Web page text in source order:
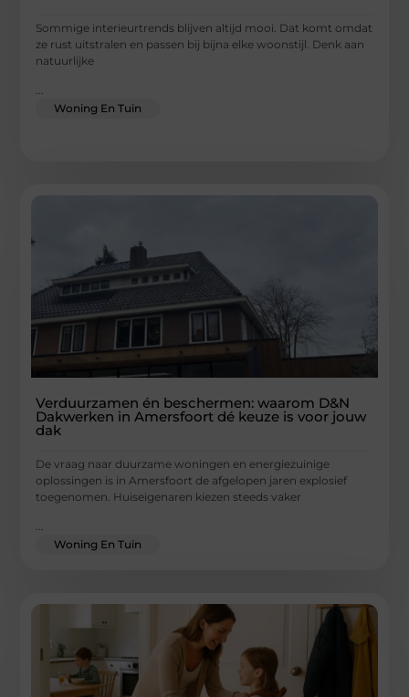
Sommige interieurtrends blijven altijd mooi. Dat komt omdat
ze rust uitstralen en passen bij bijna elke woonstijl. Denk aan
natuurlijke
...
Woning En Tuin
Verduurzamen én beschermen: waarom D&N
Dakwerken in Amersfoort dé keuze is voor jouw
dak
De vraag naar duurzame woningen en energiezuinige
oplossingen is in Amersfoort de afgelopen jaren explosief
toegenomen. Huiseigenaren kiezen steeds vaker
...
Woning En Tuin